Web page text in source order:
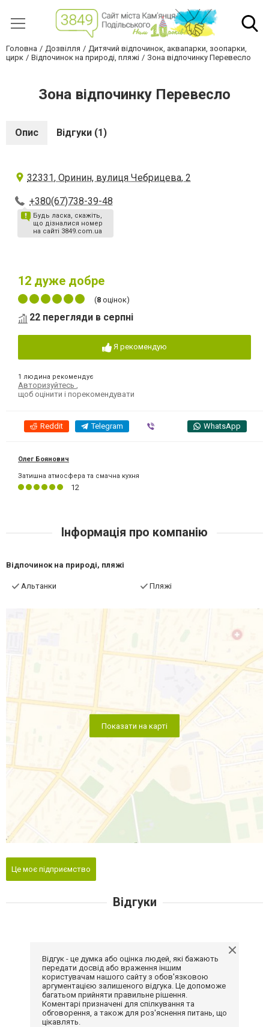
Головна Дозвілля
Дитячий відпочинок, аквапарки, зоопарки,
цирк
Відпочинок на природі, пляжі Зона відпочинку Перевесло
Зона відпочинку Перевесло
Опис Відгуки (1)
32331, Оринин, вулиця Чебрицева, 2
+380(67)738-39-48
Будь ласка, скажіть,
що дізналися номер
на сайті 3849.com.ua
12 дуже добре
(8 оцінок)
22 перегляди в серпні
Я рекомендую
1 людина рекомендує
Авторизуйтесь
щоб оцінити і порекомендувати
Reddit Telegram WhatsApp
Олег Боянович
Затишна атмосфера та смачна кухня
12
Інформація про компанію
Відпочинок на природі, пляжі
Альтанки Пляжі
Показати на карті
Це моє підприємство
Відгуки
Відгук - це думка або оцінка людей, які бажають
передати досвід або враження іншим
користувачам нашого сайту з обов'язковою
аргументацією залишеного відгука. Це допоможе
багатьом прийняти правильне рішення.
Коментарі призначені для спілкування та
обговорення, а також для роз'яснення питань, що
цікавлять.